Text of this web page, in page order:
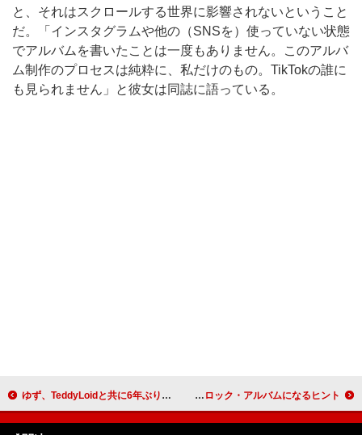
と、それはスクロールする世界に影響されないということ
だ。「インスタグラムや他の（SNSを）使っていない状態
でアルバムを書いたことは一度もありません。このアルバ
ム制作のプロセスは純粋に、私だけのもの。TikTokの誰に
も見られません」と彼女は同誌に語っている。
ゆず、TeddyLoidと共に6年ぶりアジアツアーへ ニューシングルに新曲「尤」収録 ビヨンセ、新CMは次作『ACT III』がロック・アルバムになるヒント？